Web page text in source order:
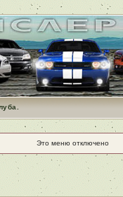
Это меню отключено